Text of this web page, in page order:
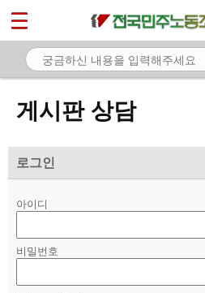
게시판 상담
로그인
아이디
비밀번호
마이페이지
소개
노동상담
- 게시판 상담
- 바로보기
- 찾아보기